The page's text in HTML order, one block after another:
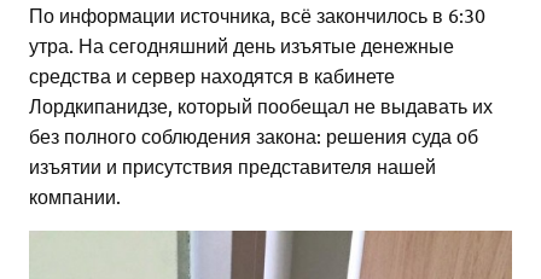
По информации источника, всё закончилось в 6:30
утра. На сегодняшний день изъятые денежные
средства и сервер находятся в кабинете
Лордкипанидзе, который пообещал не выдавать их
без полного соблюдения закона: решения суда об
изъятии и присутствия представителя нашей
компании.